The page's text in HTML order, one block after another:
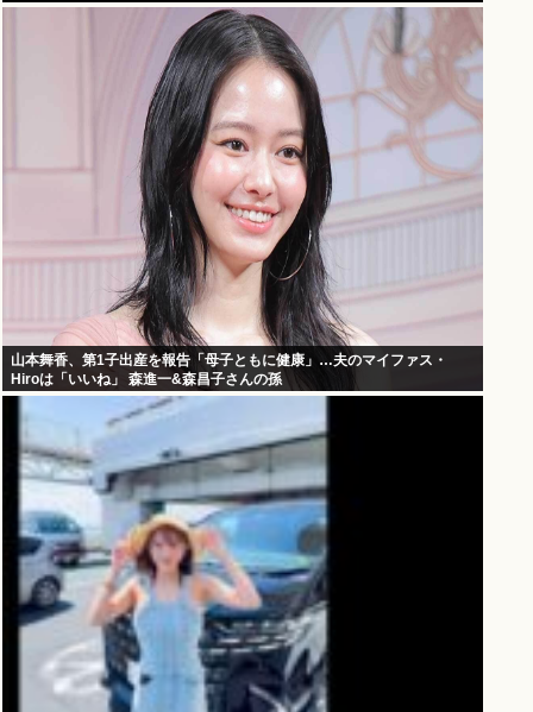
山本舞香、第1子出産を報告「母子ともに健康」…夫のマイファス・
Hiroは「いいね」 森進一&森昌子さんの孫